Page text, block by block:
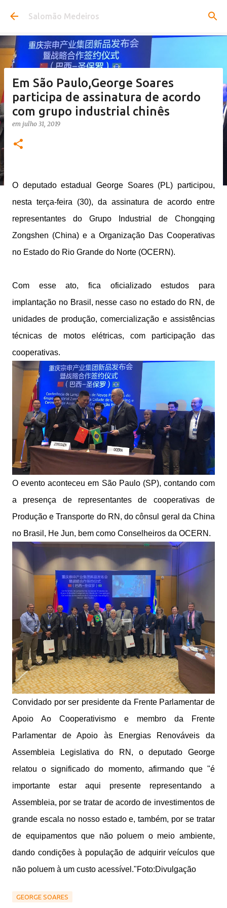
Pular para o conteúdo principal
Salomão Medeiros
Em São Paulo,George Soares
participa de assinatura de acordo
com grupo industrial chinês
em julho 31, 2019
O deputado estadual George Soares (PL) participou,
nesta terça-feira (30), da assinatura de acordo entre
representantes do Grupo Industrial de Chongqing
Zongshen (China) e a Organização Das Cooperativas
no Estado do Rio Grande do Norte (OCERN).
Com esse ato, fica oficializado estudos para
implantação no Brasil, nesse caso no estado do RN, de
unidades de produção, comercialização e assistências
técnicas de motos elétricas, com participação das
cooperativas.
O evento aconteceu em São Paulo (SP), contando com
a presença de representantes de cooperativas de
Produção e Transporte do RN, do cônsul geral da China
no Brasil, He Jun, bem como Conselheiros da OCERN.
Convidado por ser presidente da Frente Parlamentar de
Apoio Ao Cooperativismo e membro da Frente
Parlamentar de Apoio às Energias Renováveis da
Assembleia Legislativa do RN, o deputado George
relatou o significado do momento, afirmando que "é
importante estar aqui presente representando a
Assembleia, por se tratar de acordo de investimentos de
grande escala no nosso estado e, também, por se tratar
de equipamentos que não poluem o meio ambiente,
dando condições à população de adquirir veículos que
não poluem à um custo acessível."Foto:Divulgação
GEORGE SOARES